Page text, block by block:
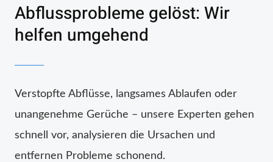
Abflussprobleme gelöst: Wir
helfen umgehend
Verstopfte Abflüsse, langsames Ablaufen oder
unangenehme Gerüche – unsere Experten gehen
schnell vor, analysieren die Ursachen und
entfernen Probleme schonend.